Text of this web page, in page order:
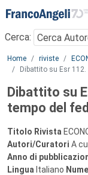
Menu
Cerca:
Main content
Home riviste
Dibattito su Esr
Dibattito su
tempo del
Titolo Rivista
Autori/Curatori A
Anno di
Lingua Italiano